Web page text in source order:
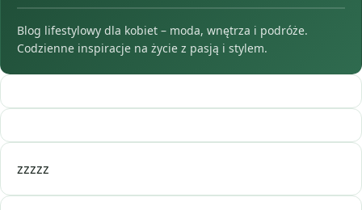
Blog lifestylowy dla kobiet – moda, wnętrza i podróże.
Codzienne inspiracje na życie z pasją i stylem.
zzzzz